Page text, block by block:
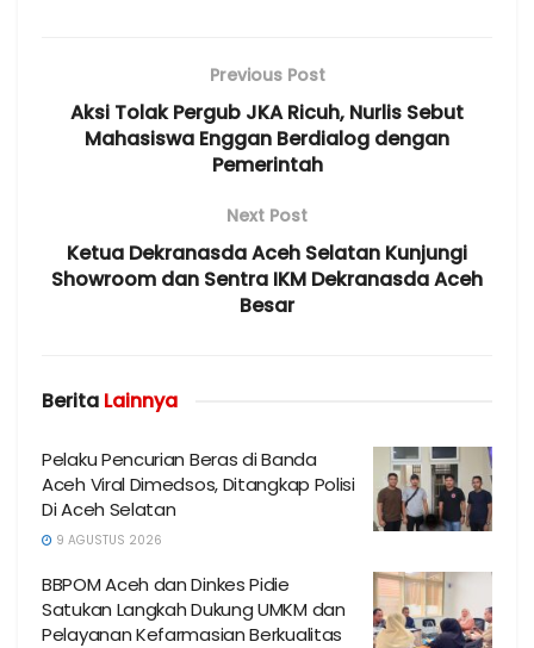
Previous Post
Aksi Tolak Pergub JKA Ricuh, Nurlis Sebut
Mahasiswa Enggan Berdialog dengan
Pemerintah
Next Post
Ketua Dekranasda Aceh Selatan Kunjungi
Showroom dan Sentra IKM Dekranasda Aceh
Besar
Berita Lainnya
Pelaku Pencurian Beras di Banda
Aceh Viral Dimedsos, Ditangkap Polisi
Di Aceh Selatan
9 AGUSTUS 2026
BBPOM Aceh dan Dinkes Pidie
Satukan Langkah Dukung UMKM dan
Pelayanan Kefarmasian Berkualitas